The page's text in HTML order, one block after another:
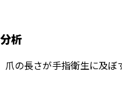
析
の長さが手指衛生に及ぼ